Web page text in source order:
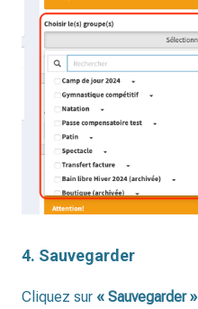
4. Sauvegarder
Cliquez sur « Sauvegarder »